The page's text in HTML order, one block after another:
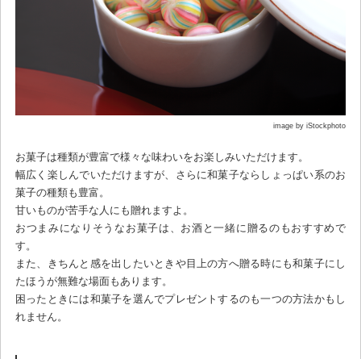
image by iStockphoto
お菓子は種類が豊富で様々な味わいをお楽しみいただけます。
幅広く楽しんでいただけますが、さらに和菓子ならしょっぱい系のお
菓子の種類も豊富。
甘いものが苦手な人にも贈れますよ。
おつまみになりそうなお菓子は、お酒と一緒に贈るのもおすすめで
す。
また、きちんと感を出したいときや目上の方へ贈る時にも和菓子にし
たほうが無難な場面もあります。
困ったときには和菓子を選んでプレゼントするのも一つの方法かもし
れません。